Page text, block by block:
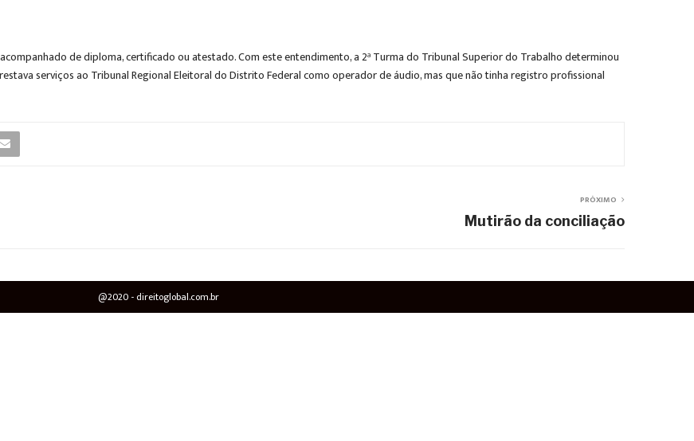
de diploma, certificado ou atestado. Com este entendimento, a 2ª Turma do Tribunal Superior do Trabalho determinou
serviços ao Tribunal Regional Eleitoral do Distrito Federal como operador de áudio, mas que não tinha registro profissional
PRÓXIMO
Mutirão da conciliação
@2020 - direitoglobal.com.br